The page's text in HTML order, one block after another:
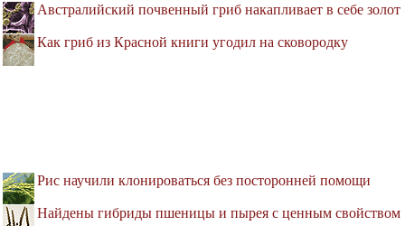
Австралийский почвенный гриб накапливает в себе золот
Как гриб из Красной книги угодил на сковородку
Рис научили клонироваться без посторонней помощи
Найдены гибриды пшеницы и пырея с ценным свойством